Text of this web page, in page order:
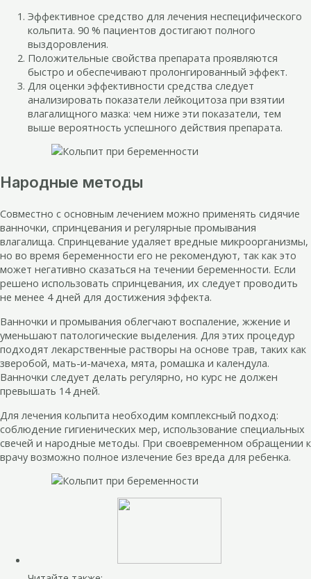
Эффективное средство для лечения неспецифического
кольпита. 90 % пациентов достигают полного
выздоровления.
Положительные свойства препарата проявляются
быстро и обеспечивают пролонгированный эффект.
Для оценки эффективности средства следует
анализировать показатели лейкоцитоза при взятии
влагалищного мазка: чем ниже эти показатели, тем
выше вероятность успешного действия препарата.
Народные методы
Совместно с основным лечением можно применять сидячие
ванночки, спринцевания и регулярные промывания
влагалища. Спринцевание удаляет вредные микроорганизмы,
но во время беременности его не рекомендуют, так как это
может негативно сказаться на течении беременности. Если
решено использовать спринцевания, их следует проводить
не менее 4 дней для достижения эффекта.
Ванночки и промывания облегчают воспаление, жжение и
уменьшают патологические выделения. Для этих процедур
подходят лекарственные растворы на основе трав, таких как
зверобой, мать-и-мачеха, мята, ромашка и календула.
Ванночки следует делать регулярно, но курс не должен
превышать 14 дней.
Для лечения кольпита необходим комплексный подход:
соблюдение гигиенических мер, использование специальных
свечей и народные методы. При своевременном обращении к
врачу возможно полное излечение без вреда для ребенка.